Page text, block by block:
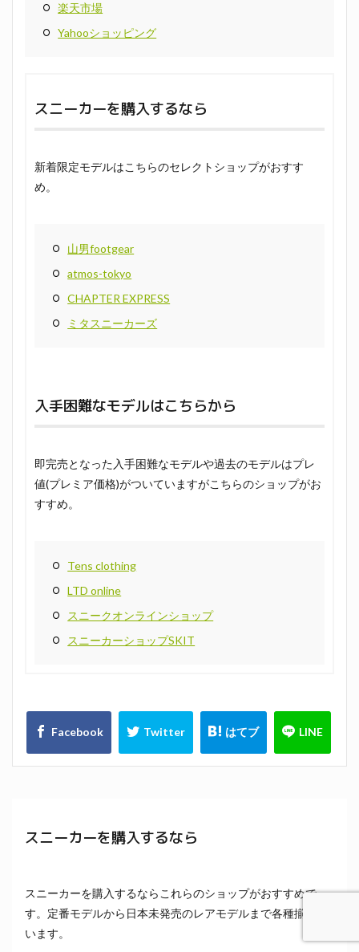
楽天市場
Yahooショッピング
スニーカーを購入するなら
新着限定モデルはこちらのセレクトショップがおすす
め。
山男footgear
atmos-tokyo
CHAPTER EXPRESS
ミタスニーカーズ
入手困難なモデルはこちらから
即完売となった入手困難なモデルや過去のモデルはプレ
値(プレミア価格)がついていますがこちらのショップがお
すすめ。
Tens clothing
LTD online
スニークオンラインショップ
スニーカーショップSKIT
スニーカーを購入するなら
スニーカーを購入するならこれらのショップがおすすめで
す。定番モデルから日本未発売のレアモデルまで各種揃って
います。